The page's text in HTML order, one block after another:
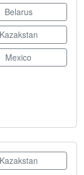
Belarus
Kazakstan
Mexico
Kazakstan